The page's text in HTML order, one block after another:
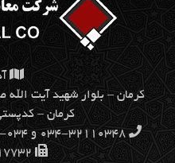
كرمان – بلوار شهيد آيت
كرمان – کدپستی
۰۳۴-۳۲۱۱۰۳۴۸ و ۰۳۴-۳۲۱۱۷۷۴۶ ۰۳۴-۳۲۱۱۷۷۴۷
۰۳۴-۳۲۱۱۷۷۳۲